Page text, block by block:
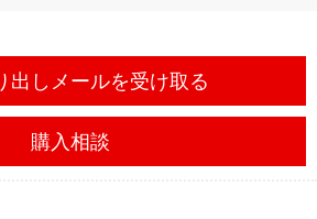
出しメールを受け取る
購入相談